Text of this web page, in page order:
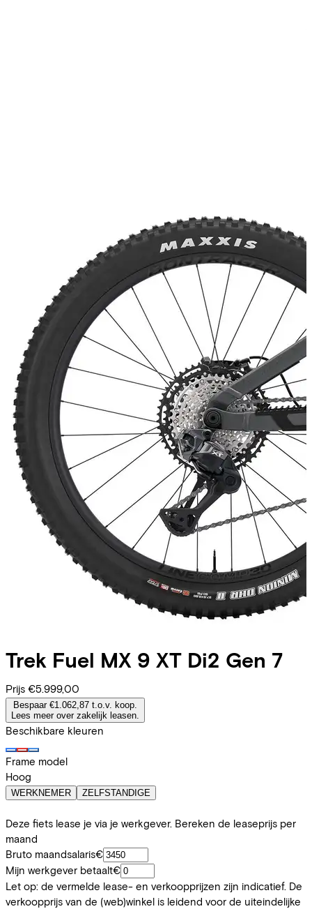
Trek Fuel MX 9 XT Di2 Gen 7
Prijs €5.999,00
Bespaar €1.062,87 t.o.v. koop.
Lees meer over zakelijk leasen.
Beschikbare kleuren
Frame model
Hoog
WERKNEMER ZELFSTANDIGE
Deze fiets lease je via je werkgever. Bereken de leaseprijs per
maand
Bruto maandsalaris€
Mijn werkgever betaalt€
Let op: de vermelde lease- en verkoopprijzen zijn indicatief. De
verkoopprijs van de (web)winkel is leidend voor de uiteindelijke